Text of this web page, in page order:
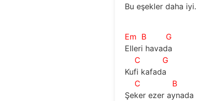
Bu eşekler daha iyi.
Em B
G
Elleri havada
C
G
Kufi kafada
C
B
Şeker ezer aynada